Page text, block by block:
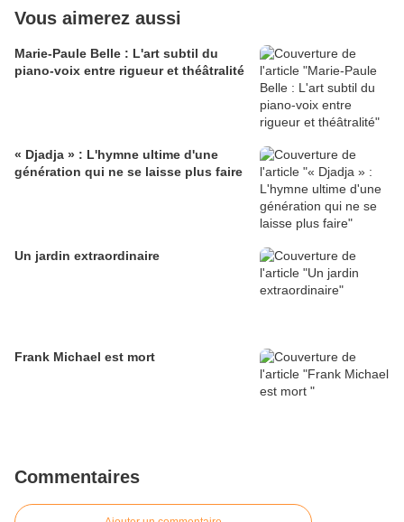
Vous aimerez aussi
Marie-Paule Belle : L'art subtil du
piano-voix entre rigueur et théâtralité
​« Djadja » : L'hymne ultime d'une
génération qui ne se laisse plus faire
Un jardin extraordinaire
Frank Michael est mort
Commentaires